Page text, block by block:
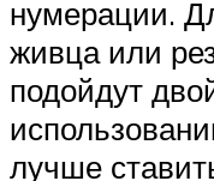
нумерации.
живца или
подойдут
лучше